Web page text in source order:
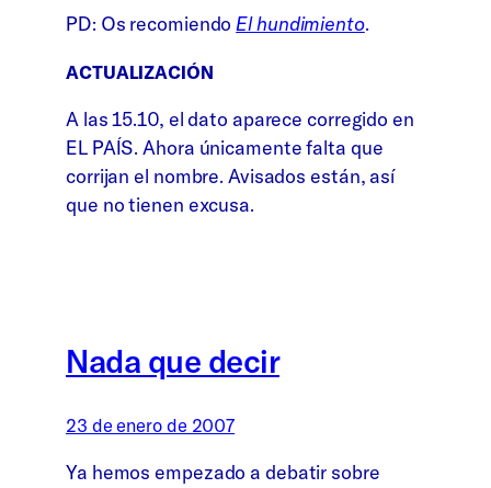
PD: Os recomiendoEl hundimiento.
ACTUALIZACIÓN
A las 15.10, el dato aparece corregido en
EL PAÍS. Ahora únicamente falta que
corrijan el nombre. Avisados están, así
que no tienen excusa.
Nada que decir
23 de enero de 2007
Ya hemos empezado a debatir sobre